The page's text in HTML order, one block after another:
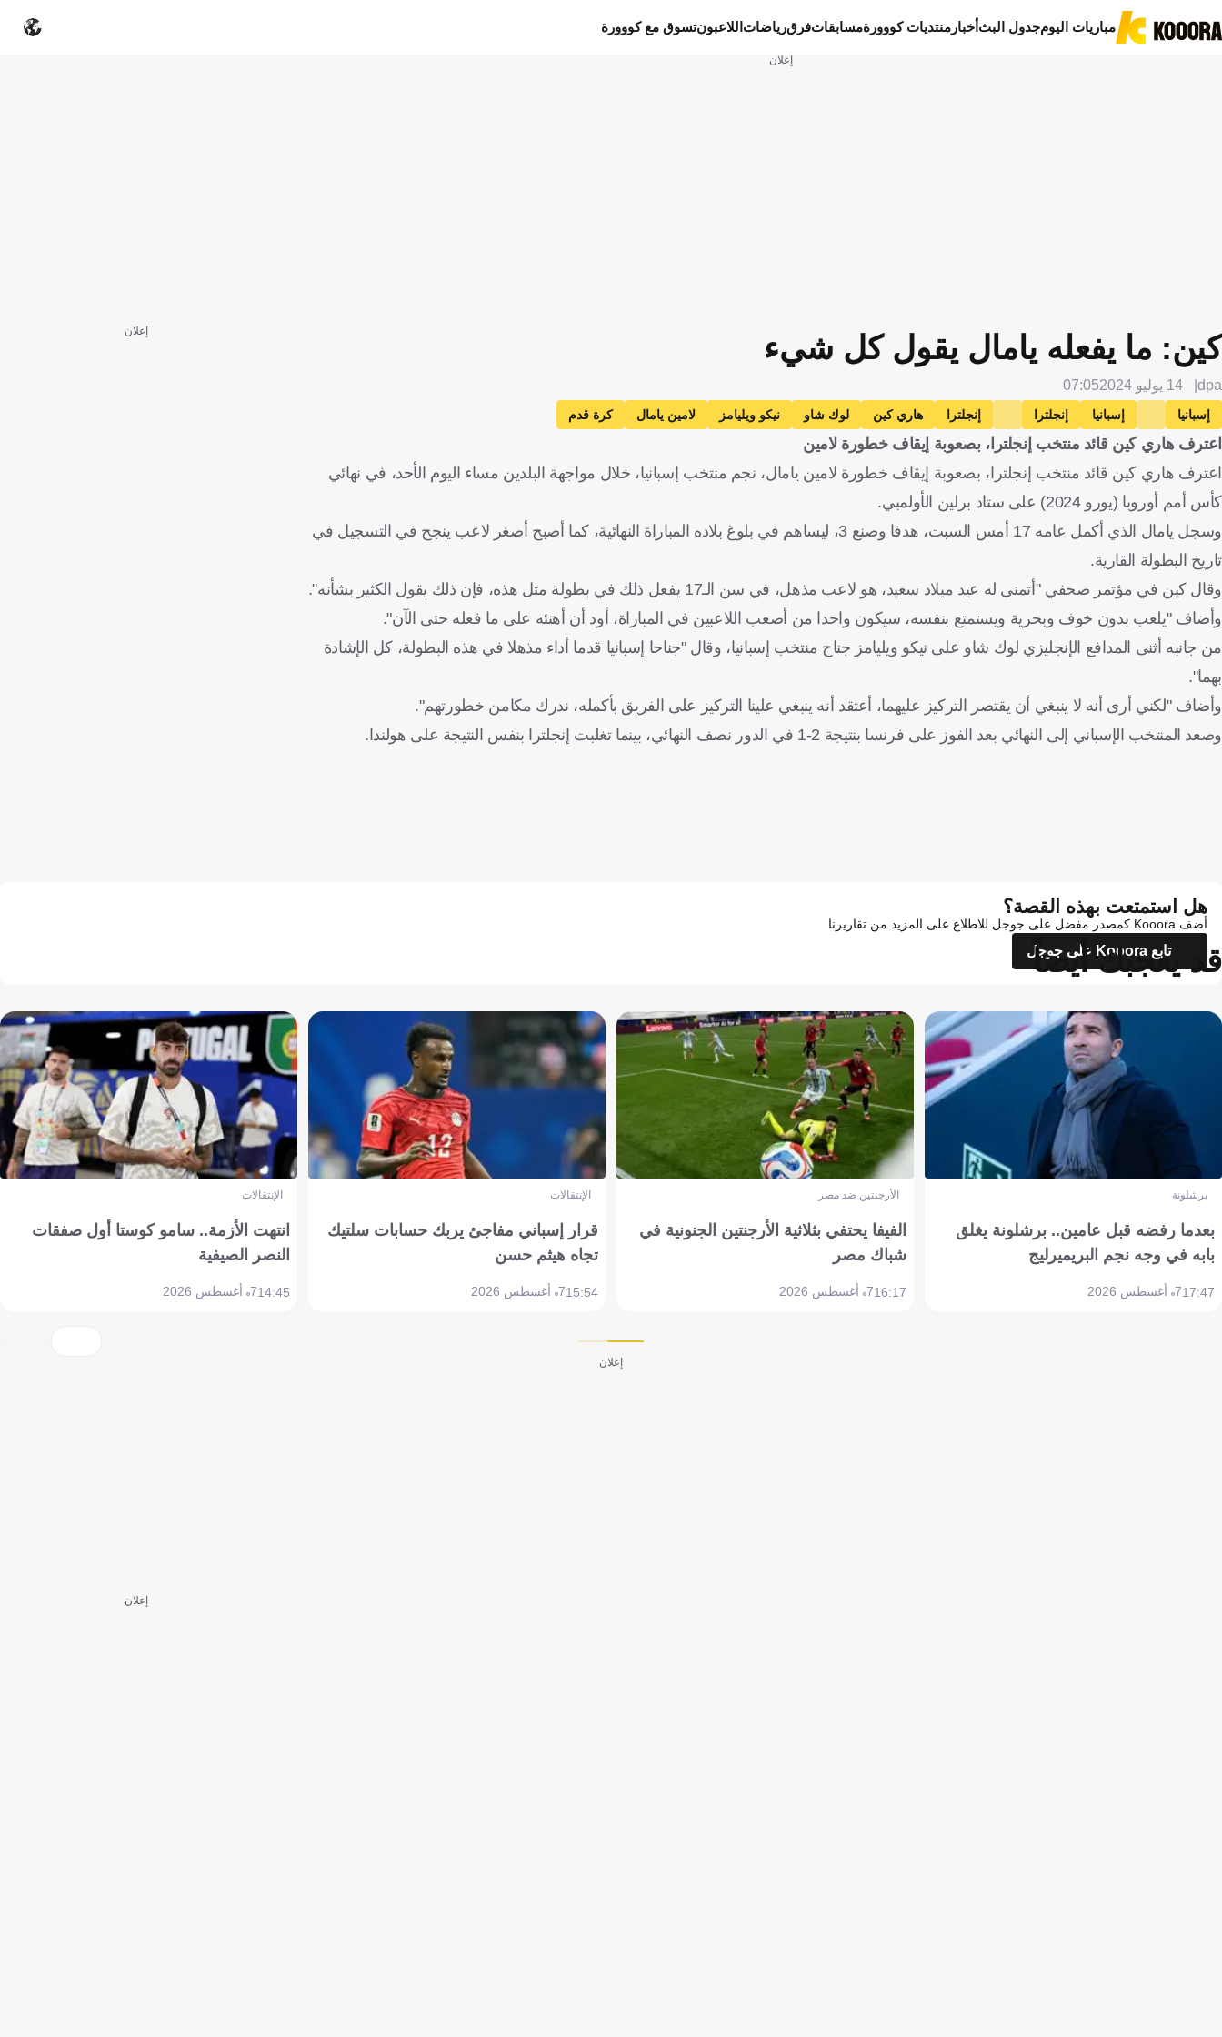
مباريات اليومجدول البثأخبار منتديات كووورةمسابقاتفرقرياضات اللاعبونتسوق مع كووورة
إعلان
كين: ما يفعله يامال يقول كل شيء
dpa 14 يوليو 2024 07:05
إسبانيا إسبانيا إنجلترا إنجلترا هاري كين لوك شاو نيكو ويليامز لامين يامال كرة قدم
اعترف هاري كين قائد منتخب إنجلترا، بصعوبة إيقاف خطورة لامين
اعترف هاري كين قائد منتخب إنجلترا، بصعوبة إيقاف خطورة لامين يامال، نجم منتخب إسبانيا، خلال مواجهة البلدين مساء اليوم الأحد، في نهائي
كأس أمم أوروبا (يورو 2024) على ستاد برلين الأولمبي.
وسجل يامال الذي أكمل عامه 17 أمس السبت، هدفا وصنع 3، ليساهم في بلوغ بلاده المباراة النهائية، كما أصبح أصغر لاعب ينجح في التسجيل في
تاريخ البطولة القارية.
وقال كين في مؤتمر صحفي "أتمنى له عيد ميلاد سعيد، هو لاعب مذهل، في سن الـ17 يفعل ذلك في بطولة مثل هذه، فإن ذلك يقول الكثير بشأنه".
وأضاف "يلعب بدون خوف وبحرية ويستمتع بنفسه، سيكون واحدا من أصعب اللاعبين في المباراة، أود أن أهنئه على ما فعله حتى الآن".
من جانبه أثنى المدافع الإنجليزي لوك شاو على نيكو ويليامز جناح منتخب إسبانيا، وقال "جناحا إسبانيا قدما أداء مذهلا في هذه البطولة، كل الإشادة
بهما".
وأضاف "لكني أرى أنه لا ينبغي أن يقتصر التركيز عليهما، أعتقد أنه ينبغي علينا التركيز على الفريق بأكمله، ندرك مكامن خطورتهم".
وصعد المنتخب الإسباني إلى النهائي بعد الفوز على فرنسا بنتيجة 2-1 في الدور نصف النهائي، بينما تغلبت إنجلترا بنفس النتيجة على هولندا.
إعلان
هل استمتعت بهذه القصة؟
أضف Kooora كمصدر مفضل على جوجل للاطلاع على المزيد من تقاريرنا
تابع Kooora على جوجل
قد يعجبك أيضاً
برشلونة
بعدما رفضه قبل عامين.. برشلونة يغلق
بابه في وجه نجم البريميرليج
17:477 أغسطس 2026
الأرجنتين ضد مصر
الفيفا يحتفي بثلاثية الأرجنتين الجنونية في
شباك مصر
16:177 أغسطس 2026
الإنتقالات
قرار إسباني مفاجئ يربك حسابات سلتيك
تجاه هيثم حسن
15:547 أغسطس 2026
الإنتقالات
انتهت الأزمة.. سامو كوستا أول صفقات
النصر الصيفية
14:457 أغسطس 2026
إعلان
إعلان